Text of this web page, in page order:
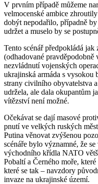
V prvním případě můžeme
velmocenské ambice
dobýt nepodařilo, případně
udržet a muselo by se
Tento scénář předpokládá
(odhadované
nezvládnutí vojenských
ukrajinská armáda s vysokou
strany civilního obyvatelstva
udržela, ale dala okupantům
vítězství není možné.
Očekávat se dají masové
pnutí ve velkých ruských
Putina věnovat zvýšenou
scénáře bylo významné, že
východního křídla NATO
Pobaltí a Černého moře,
které se tak – navzdory
invaze na ukrajinské území.